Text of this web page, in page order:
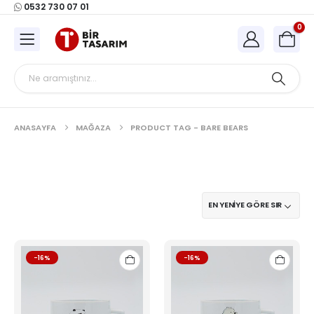
0532 730 07 01
0
ANASAYFA MAĞAZA PRODUCT TAG - BARE BEARS
-16% -16%